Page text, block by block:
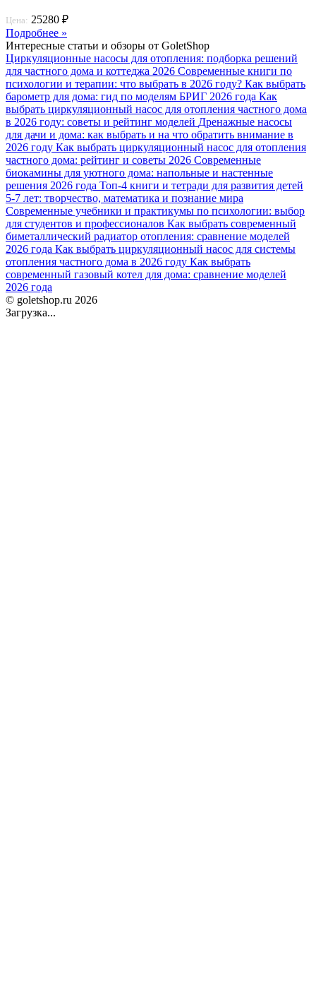
Цена: 25280 ₽
Подробнее »
Интересные статьи и обзоры от GoletShop
Циркуляционные насосы для отопления: подборка решений
для частного дома и коттеджа 2026 Современные книги по
психологии и терапии: что выбрать в 2026 году? Как выбрать
барометр для дома: гид по моделям БРИГ 2026 года Как
выбрать циркуляционный насос для отопления частного дома
в 2026 году: советы и рейтинг моделей Дренажные насосы
для дачи и дома: как выбрать и на что обратить внимание в
2026 году Как выбрать циркуляционный насос для отопления
частного дома: рейтинг и советы 2026 Современные
биокамины для уютного дома: напольные и настенные
решения 2026 года Топ-4 книги и тетради для развития детей
5-7 лет: творчество, математика и познание мира
Современные учебники и практикумы по психологии: выбор
для студентов и профессионалов Как выбрать современный
биметаллический радиатор отопления: сравнение моделей
2026 года Как выбрать циркуляционный насос для системы
отопления частного дома в 2026 году Как выбрать
современный газовый котел для дома: сравнение моделей
2026 года
© goletshop.ru 2026
Загрузка...